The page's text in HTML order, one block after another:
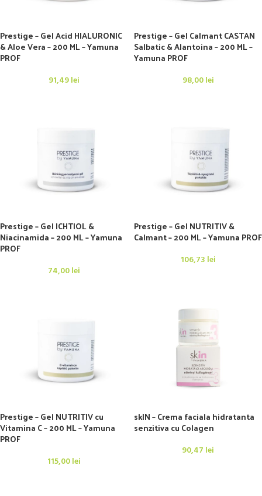
Prestige – Gel Acid HIALURONIC
& Aloe Vera – 200 ML – Yamuna
PROF
91,49lei
Prestige – Gel Calmant CASTAN
Salbatic & Alantoina – 200 ML –
Yamuna PROF
98,00lei
Prestige – Gel ICHTIOL &
Niacinamida – 200 ML – Yamuna
PROF
74,00lei
Prestige – Gel NUTRITIV &
Calmant – 200 ML – Yamuna PROF
106,73 lei
Prestige – Gel NUTRITIV cu
Vitamina C – 200 ML – Yamuna
PROF
115,00lei
skIN – Crema faciala hidratanta
senzitiva cu Colagen
90,47 lei